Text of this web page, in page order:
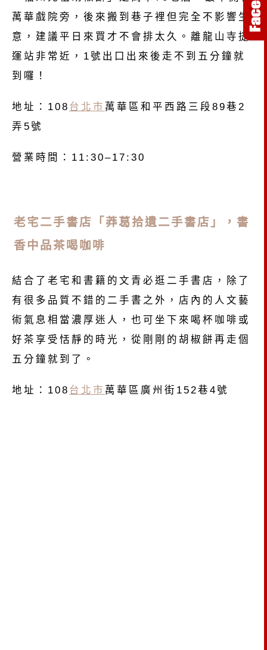
萬華戲院旁，後來搬到巷子裡但完全不影響生
意，建議平日來買才不會排太久。離龍山寺捷
運站非常近，1號出口出來後走不到五分鐘就
到囉！
地址：108 台北市 萬華區和平西路三段89巷2
弄5號
營業時間：11:30–17:30
老宅二手書店「莽葛拾遺二手書店」，書
香中品茶喝咖啡
結合了老宅和書籍的文青必逛二手書店，除了
有很多品質不錯的二手書之外，店內的人文藝
術氣息相當濃厚迷人，也可坐下來喝杯咖啡或
好茶享受恬靜的時光，從剛剛的胡椒餅再走個
五分鐘就到了。
地址：108 台北市 萬華區廣州街152巷4號